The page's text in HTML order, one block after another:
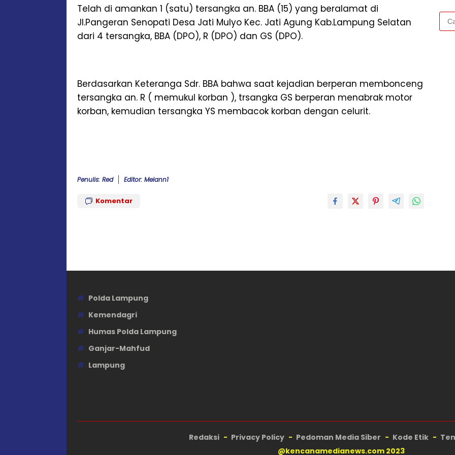
Telah di amankan 1 (satu) tersangka an. BBA (15) yang beralamat di
Jl.Pangeran Senopati Desa Jati Mulyo Kec. Jati Agung Kab.Lampung Selatan
dari 4 tersangka, BBA (DPO), R (DPO) dan GS (DPO).
Berdasarkan Keteranga Sdr. BBA bahwa saat kejadian berperan membonceng
tersangka an. R ( memukul korban ), trsangka GS berperan menabrak motor
korban, kemudian tersangka YS membacok korban dengan celurit.
Penulis: Red Editor: Melann1
Komentar
Cari
Polda Lampung
Kemendagri
Humas Polda Lampung
Ganjar-Mahfud
Lampung
Redaksi Privacy Policy Pedoman Media Siber Kode Etik
@kencanamedianews.com 2023